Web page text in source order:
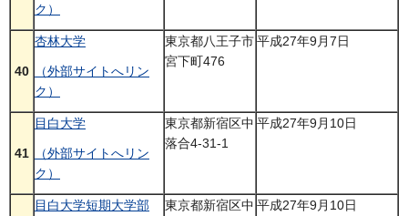
ク）
40
杏林大学
（外部サイトへリン
ク）
東京都八王子市
宮下町476
平成27年9月7日
41
目白大学
（外部サイトへリン
ク）
東京都新宿区中
落合4-31-1
平成27年9月10日
目白大学短期大学部
東京都新宿区中 平成27年9月10日